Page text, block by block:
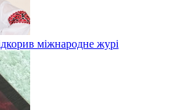
міжнародне журі